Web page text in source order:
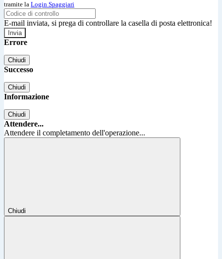
tramite la Login Spaggiari
E-mail inviata, si prega di controllare la casella di posta elettronica!
Errore
Chiudi
Successo
Chiudi
Informazione
Chiudi
Attendere...
Attendere il completamento dell'operazione...
Chiudi